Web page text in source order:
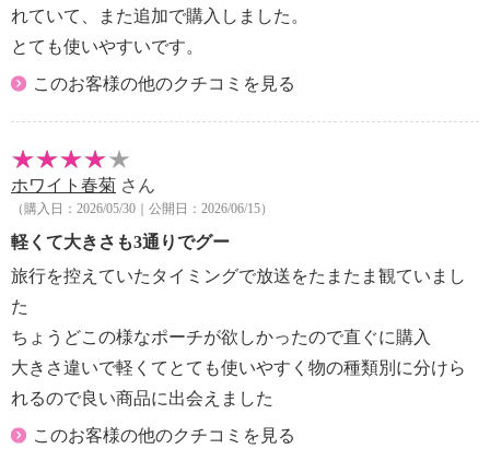
【サイズ】
・約縦１２．５ｃｍ×最大横１７ｃｍ×マチ６ｃｍ
・ハンドル立ち上がり：約３ｃｍ
【重さ】
・中国製
れていて、また追加で購入しました。
とても使いやすいです。
このお客様の他のクチコミを見る
ホワイト春菊 さん
（購入日：2026/05/30｜公開日：2026/06/15）
軽くて大きさも3通りでグー
旅行を控えていたタイミングで放送をたまたま観ていまし
た
ちょうどこの様なポーチが欲しかったので直ぐに購入
大きさ違いで軽くてとても使いやすく物の種類別に分けら
れるので良い商品に出会えました
このお客様の他のクチコミを見る